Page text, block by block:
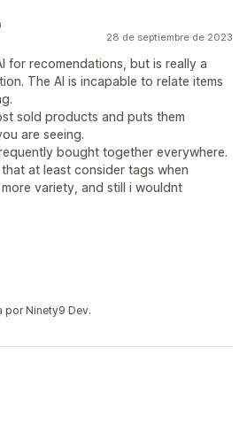
28 de septiembre de 2023
for recomendations, but is really a
The AI is incapable to relate items
sold products and puts them
are seeing.
bought together everywhere.
that at least consider tags when
variety, and still i wouldnt
por Ninety9 Dev.